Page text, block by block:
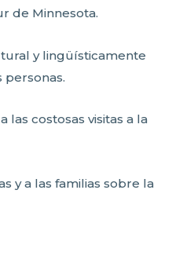
de Minnesota.
y lingüísticamente
personas.
las costosas visitas a la
y a las familias sobre la